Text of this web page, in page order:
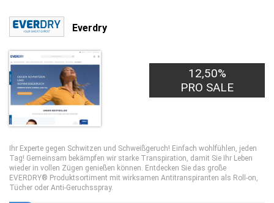
Everdry
12,50%
PRO SALE
Ihr Experte gegen Schwitzen und Schweißgeruch! Einfach wohlfühlen, jeden
Tag! Gemeinsam bekämpfen wir starke Transpiration, damit Sie Ihr Leben
wieder in vollen Zügen genießen können. Entdecken Sie das große
EVERDRY® Produktsortiment mit wirksamen Antitranspiranten als Roll-on,
Tücher oder Anti-Geruchsspray.